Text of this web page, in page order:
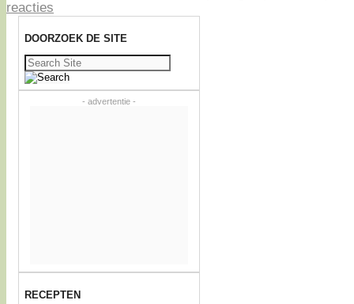
reacties
DOORZOEK DE SITE
Zoeken
naar:
- advertentie -
RECEPTEN